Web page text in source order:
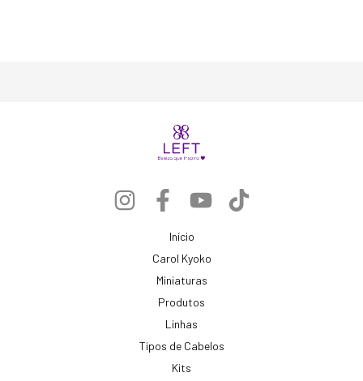
Início
Carol Kyoko
Miniaturas
Produtos
Linhas
Tipos de Cabelos
Kits